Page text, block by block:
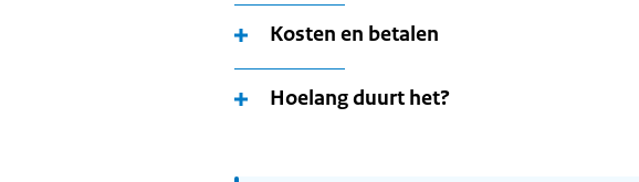
Kosten en betalen
Hoelang duurt het?